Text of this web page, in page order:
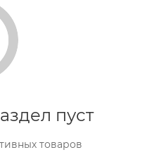
пуст
товаров